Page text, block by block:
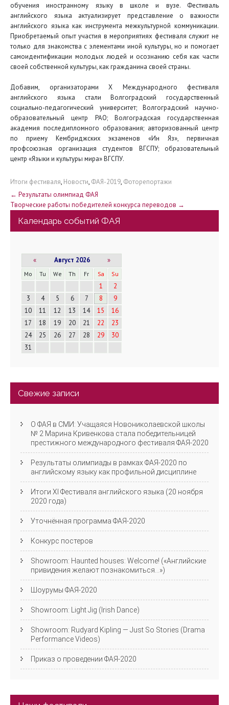
обучения иностранному языку в школе и вузе. Фестиваль
английского языка актуализирует представление о важности
английского языка как инструмента межкультурной коммуникации.
Приобретаемый опыт участия в мероприятиях фестиваля служит не
только для знакомства с элементами иной культуры, но и помогает
самоидентификации молодых людей и осознанию себя как части
своей собственной культуры, как гражданина своей страны.
Добавим, организаторами X Международного фестиваля
английского языка стали Волгоградский государственный
социально-педагогический университет; Волгоградский научно-
образовательный центр РАО; Волгоградская государственная
академия последипломного образования; авторизованный центр
по приему Кембриджских экзаменов «Ин Яз», первичная
профсоюзная организация студентов ВГСПУ; образовательный
центр «Языки и культуры мира» ВГСПУ.
Итоги фестиваля, Новости, ФАЯ-2019, Фоторепортажи
Н
а
в
← Результаты олимпиад ФАЯ
Творческие работы победителей конкурса переводов →
Календарь событий ФАЯ
« Август 2026 »
Mo Tu We Th Fr Sa Su
1
2
3
4 5 6 7 8
9
10
11 12 13 14 15
16
17
18 19 20 21 22
23
24
25 26 27 28 29
30
31
Свежие записи
О ФАЯ в СМИ: Учащаяся Новониколаевской школы
№ 2 Марина Кривенкова стала победительницей
престижного международного фестиваля ФАЯ-2020
Результаты олимпиады в рамках ФАЯ-2020 по
английскому языку как профильной дисциплине
Итоги XI Фестиваля английского языка (20 ноября
2020 года)
Уточнённая программа ФАЯ-2020
Конкурс постеров
Showroom: Haunted houses: Welcome! («Английские
привидения желают познакомиться…»)
Шоурумы ФАЯ-2020
Showroom: Light Jig (Irish Dance)
Showroom: Rudyard Kipling — Just So Stories (Drama
Performance Videos)
Приказ о проведении ФАЯ-2020